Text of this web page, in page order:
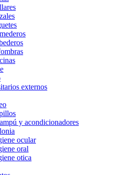
externos
y acondicionadores
ocular
oral
otica